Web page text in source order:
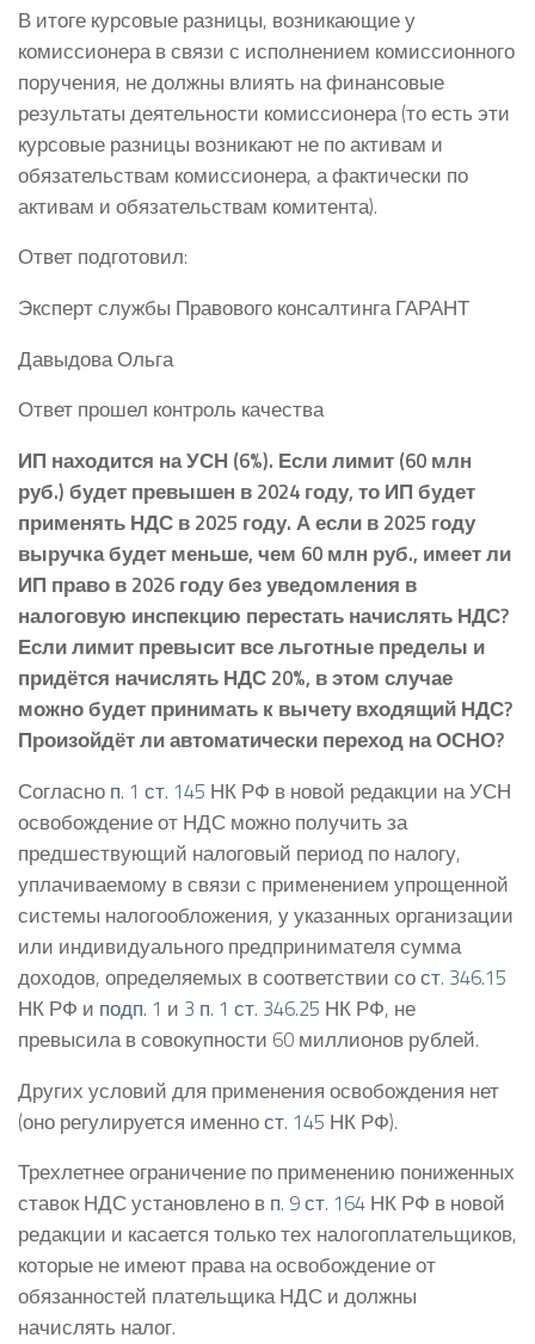
В итоге курсовые разницы, возникающие у
комиссионера в связи с исполнением комиссионного
поручения, не должны влиять на финансовые
результаты деятельности комиссионера (то есть эти
курсовые разницы возникают не по активам и
обязательствам комиссионера, а фактически по
активам и обязательствам комитента).
Ответ подготовил:
Эксперт службы Правового консалтинга ГАРАНТ
Давыдова Ольга
Ответ прошел контроль качества
ИП находится на УСН (6%). Если лимит (60 млн
руб.) будет превышен в 2024 году, то ИП будет
применять НДС в 2025 году. А если в 2025 году
выручка будет меньше, чем 60 млн руб., имеет ли
ИП право в 2026 году без уведомления в
налоговую инспекцию перестать начислять НДС?
Если лимит превысит все льготные пределы и
придётся начислять НДС 20%, в этом случае
можно будет принимать к вычету входящий НДС?
Произойдёт ли автоматически переход на ОСНО?
Согласно п. 1 ст. 145 НК РФ в новой редакции на УСН
освобождение от НДС можно получить за
предшествующий налоговый период по налогу,
уплачиваемому в связи с применением упрощенной
системы налогообложения, у указанных организации
или индивидуального предпринимателя сумма
доходов, определяемых в соответствии сост. 346.15
НК РФ и подп. 1 и 3 п. 1 ст. 346.25 НК РФ, не
превысила в совокупности 60 миллионов рублей.
Других условий для применения освобождения нет
(оно регулируется именност. 145 НК РФ).
Трехлетнее ограничение по применению пониженных
ставок НДС установлено в п. 9 ст. 164 НК РФ в новой
редакции и касается только тех налогоплательщиков,
которые не имеют права на освобождение от
обязанностей плательщика НДС и должны
начислять налог.